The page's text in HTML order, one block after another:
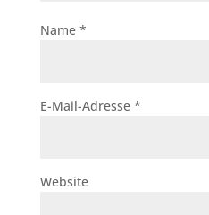
Name *
E-Mail-Adresse *
Website